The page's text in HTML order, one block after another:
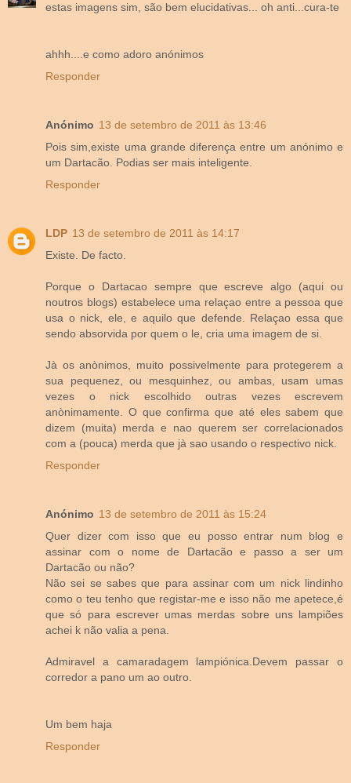
estas imagens sim, são bem elucidativas... oh anti...cura-te
ahhh....e como adoro anónimos
Responder
Anónimo 13 de setembro de 2011 às 13:46
Pois sim,existe uma grande diferença entre um anónimo e
um Dartacão. Podias ser mais inteligente.
Responder
LDP 13 de setembro de 2011 às 14:17
Existe. De facto.
Porque o Dartacao sempre que escreve algo (aqui ou
noutros blogs) estabelece uma relaçao entre a pessoa que
usa o nick, ele, e aquilo que defende. Relaçao essa que
sendo absorvida por quem o le, cria uma imagem de si.
Jà os anònimos, muito possivelmente para protegerem a
sua pequenez, ou mesquinhez, ou ambas, usam umas
vezes o nick escolhido outras vezes escrevem
anònimamente. O que confirma que até eles sabem que
dizem (muita) merda e nao querem ser correlacionados
com a (pouca) merda que jà sao usando o respectivo nick.
Responder
Anónimo 13 de setembro de 2011 às 15:24
Quer dizer com isso que eu posso entrar num blog e
assinar com o nome de Dartacão e passo a ser um
Dartacão ou não?
Não sei se sabes que para assinar com um nick lindinho
como o teu tenho que registar-me e isso não me apetece,é
que só para escrever umas merdas sobre uns lampiões
achei k não valia a pena.
Admiravel a camaradagem lampiónica.Devem passar o
corredor a pano um ao outro.
Um bem haja
Responder